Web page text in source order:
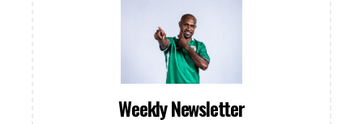
Weekly Newsletter